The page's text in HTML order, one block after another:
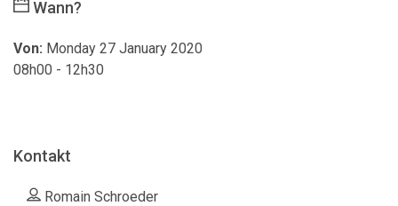
Wann?
Von: Monday 27 January 2020
08h00 - 12h30
Kontakt
Romain Schroeder